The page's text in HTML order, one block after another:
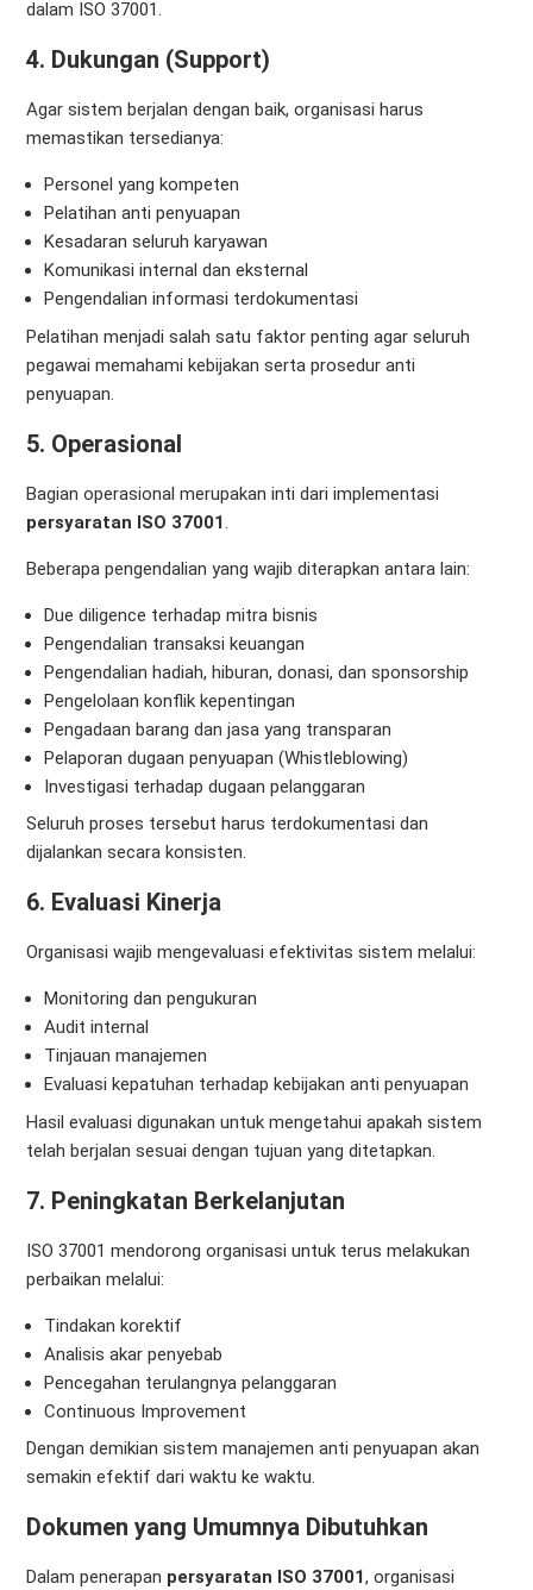
dalam ISO 37001.
4. Dukungan (Support)
Agar sistem berjalan dengan baik, organisasi harus
memastikan tersedianya:
Personel yang kompeten
Pelatihan anti penyuapan
Kesadaran seluruh karyawan
Komunikasi internal dan eksternal
Pengendalian informasi terdokumentasi
Pelatihan menjadi salah satu faktor penting agar seluruh
pegawai memahami kebijakan serta prosedur anti
penyuapan.
5. Operasional
Bagian operasional merupakan inti dari implementasi
persyaratan ISO 37001
Beberapa pengendalian yang wajib diterapkan antara lain:
Due diligence terhadap mitra bisnis
Pengendalian transaksi keuangan
Pengendalian hadiah, hiburan, donasi, dan sponsorship
Pengelolaan konflik kepentingan
Pengadaan barang dan jasa yang transparan
Pelaporan dugaan penyuapan (Whistleblowing)
Investigasi terhadap dugaan pelanggaran
Seluruh proses tersebut harus terdokumentasi dan
dijalankan secara konsisten.
6. Evaluasi Kinerja
Organisasi wajib mengevaluasi efektivitas sistem melalui:
Monitoring dan pengukuran
Audit internal
Tinjauan manajemen
Evaluasi kepatuhan terhadap kebijakan anti penyuapan
Hasil evaluasi digunakan untuk mengetahui apakah sistem
telah berjalan sesuai dengan tujuan yang ditetapkan.
7. Peningkatan Berkelanjutan
ISO 37001 mendorong organisasi untuk terus melakukan
perbaikan melalui:
Tindakan korektif
Analisis akar penyebab
Pencegahan terulangnya pelanggaran
Continuous Improvement
Dengan demikian sistem manajemen anti penyuapan akan
semakin efektif dari waktu ke waktu.
Dokumen yang Umumnya Dibutuhkan
Dalam penerapan persyaratan ISO 37001, organisasi